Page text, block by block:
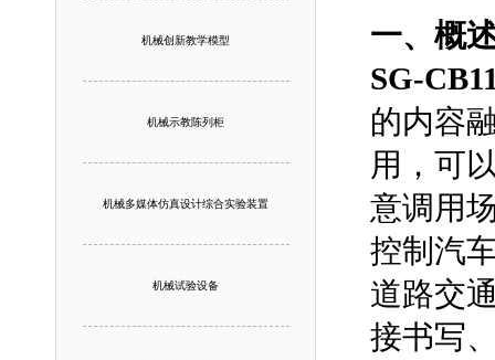
机械创新教学模型
机械示教陈列柜
机械多媒体仿真设计综合实验装置
机械试验设备
一、概
SG-
的内容
用，可
意调用
控制汽
道路交
接书写